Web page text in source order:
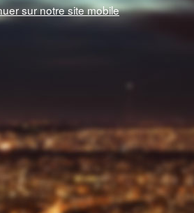
sur notre site mobile